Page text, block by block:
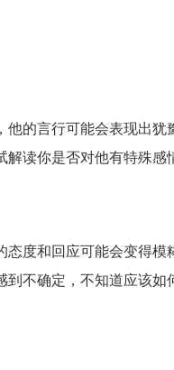
他的言行可能会表现出
读你是否对他有特殊感
态度和回应可能会变得
不确定，不知道应该如